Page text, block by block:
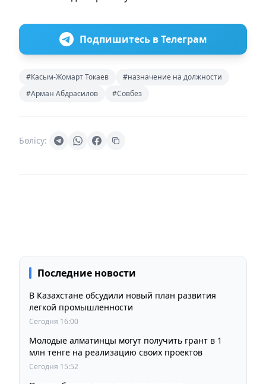
Подпишитесь в Телеграм
#Касым-Жомарт Токаев
#назначение на должности
#Арман Абдрасилов
#Совбез
Бөлісу:
Последние новости
В Казахстане обсудили новый план развития
легкой промышленности
Сегодня 16:00
Молодые алматинцы могут получить грант в 1
млн тенге на реализацию своих проектов
Сегодня 15:52